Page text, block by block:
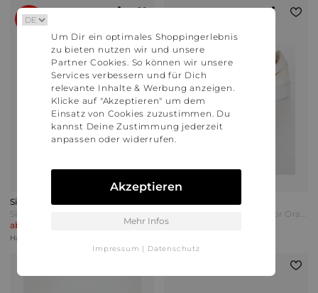
60%
Sienna
SIENNA Sneaker Dunkelblau
ab 51,99 €
Happy Size | Versand: 5,99 €
ab 129,99 €
Um Dir ein optimales Shoppingerlebnis
zu bieten nutzen wir und unsere
Partner Cookies. So können wir unsere
Services verbessern und für Dich
relevante Inhalte & Werbung anzeigen.
Klicke auf "Akzeptieren" um dem
Einsatz von Cookies zuzustimmen. Du
kannst Deine Zustimmung jederzeit
anpassen oder widerrufen.
Akzeptieren
Mehr Infos
Impressum | Datenschutz